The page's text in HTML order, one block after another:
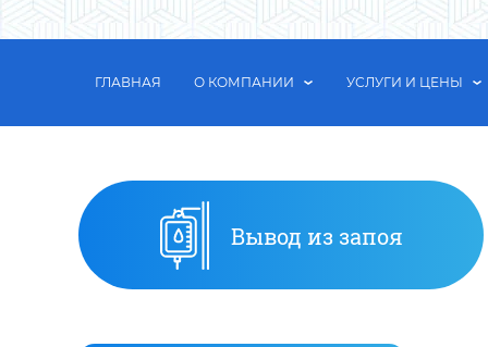
ГЛАВНАЯ О КОМПАНИИ УСЛУГИ И ЦЕНЫ
Вывод из запоя